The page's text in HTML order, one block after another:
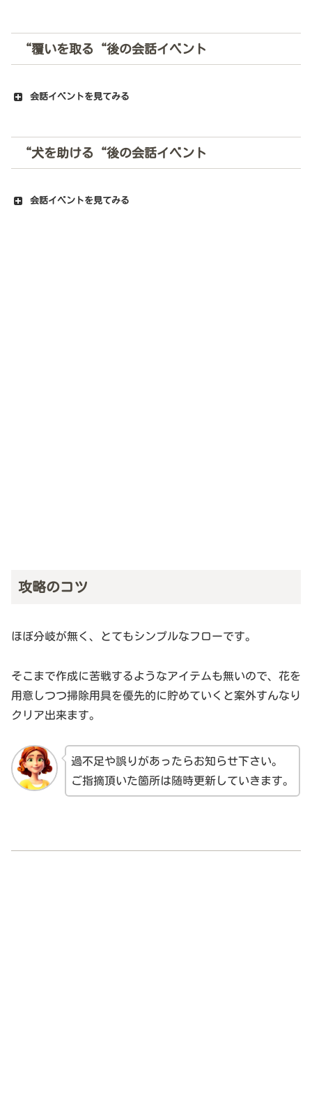
“覆いを取る “後の会話イベント
会話イベントを見てみる
“犬を助ける “後の会話イベント
会話イベントを見てみる
攻略のコツ
ほぼ分岐が無く、とてもシンプルなフローです。
そこまで作成に苦戦するようなアイテムも無いので、花を
用意しつつ掃除用具を優先的に貯めていくと案外すんなり
クリア出来ます。
過不足や誤りがあったらお知らせ下さい。
ご指摘頂いた箇所は随時更新していきます。